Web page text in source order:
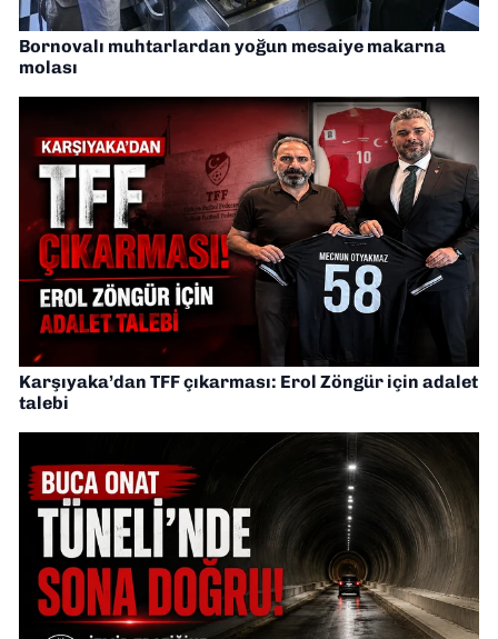
Bornovalı muhtarlardan yoğun mesaiye makarna
molası
Karşıyaka’dan TFF çıkarması: Erol Zöngür için adalet
talebi